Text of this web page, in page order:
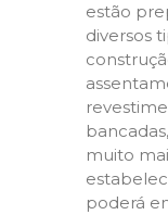
estão
diversos
muito
poderá